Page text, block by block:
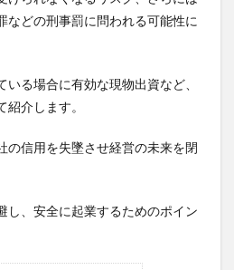
などの刑事罰に問われる可能性に
いる場合に有効な現物出資など、
介します。
の信用を失墜させ経営の未来を閉
し、安全に起業するためのポイン